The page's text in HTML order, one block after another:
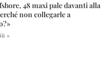
48 maxi pale davanti alla
non collegarle a
»